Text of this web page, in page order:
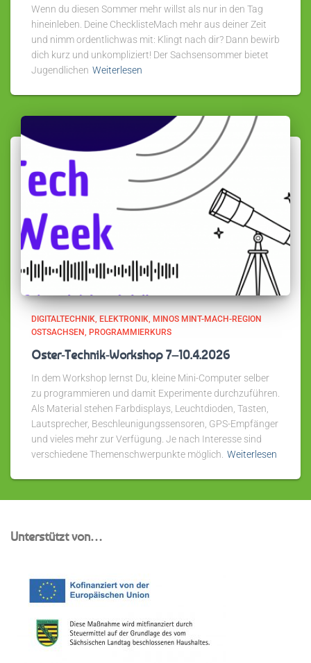
Wenn du diesen Sommer mehr willst als nur in den Tag
hineinleben. Deine ChecklisteMach mehr aus deiner Zeit
und nimm ordentlichwas mit: Klingt nach dir? Dann bewirb
dich kurz und unkompliziert! Der Sachsensommer bietet
Jugendlichen Weiterlesen
DIGITALTECHNIK ELEKTRONIK MINOS MINT-MACH-REGION
OSTSACHSEN PROGRAMMIERKURS
Oster-Technik-Workshop 7–10.4.2026
In dem Workshop lernst Du, kleine Mini-Computer selber
zu programmieren und damit Experimente durchzuführen.
Als Material stehen Farbdisplays, Leuchtdioden, Tasten,
Lautsprecher, Beschleunigungssensoren, GPS-Empfänger
und vieles mehr zur Verfügung. Je nach Interesse sind
verschiedene Themenschwerpunkte möglich. Weiterlesen
Unterstützt von…